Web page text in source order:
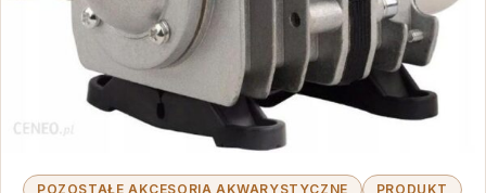
POZOSTAŁE AKCESORIA AKWARYSTYCZNE PRODUKT